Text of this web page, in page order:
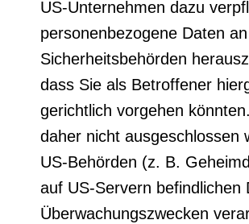
US-Unternehmen dazu
personenbezogene Daten an
Sicherheitsbehörden
dass Sie als Betroffener
gerichtlich vorgehen
daher nicht ausgeschlossen
US-Behörden (z. B.
auf US-Servern befindlichen
Überwachungszwecken